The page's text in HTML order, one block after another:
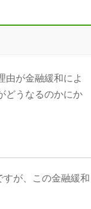
由が金融緩和によ
どうなるのかにか
が、この金融緩和